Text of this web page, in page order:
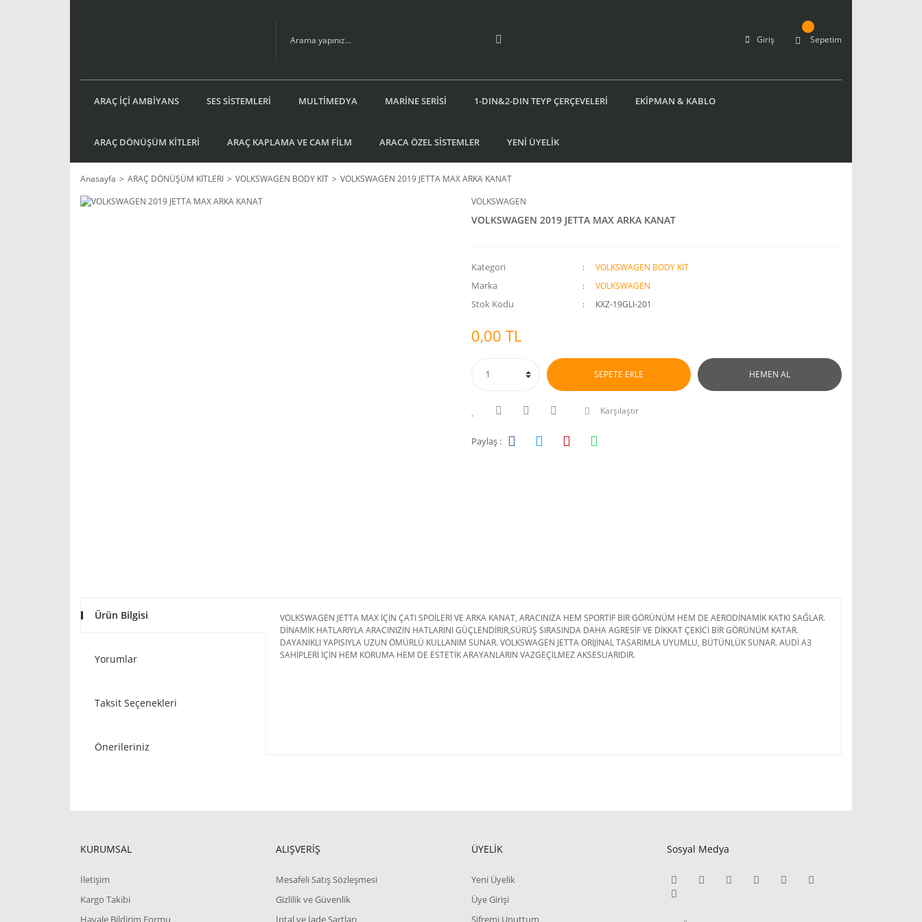
Giriş Sepetim
ARAÇ İÇİ AMBİYANS SES SİSTEMLERİ MULTİMEDYA MARİNE SERİSİ 1-DIN&2-DIN TEYP ÇERÇEVELERİ EKİPMAN & KABLO
ARAÇ DÖNÜŞÜM KİTLERİ ARAÇ KAPLAMA VE CAM FİLM ARACA ÖZEL SİSTEMLER YENİ ÜYELİK
Anasayfa ARAÇ DÖNÜŞÜM KİTLERİ VOLKSWAGEN BODY KİT
VOLKSWAGEN 2019 JETTA MAX ARKA KANAT
VOLKSWAGEN
VOLKSWAGEN 2019 JETTA MAX ARKA KANAT
Kategori VOLKSWAGEN BODY KİT
Marka VOLKSWAGEN
Stok Kodu KXZ-19GLI-201
0,00 TL
SEPETE EKLE HEMEN AL
Karşılaştır
Paylaş :
Ürün Bilgisi
Yorumlar
Taksit Seçenekleri
Önerileriniz
VOLKSWAGEN JETTA MAX İÇİN ÇATI SPOİLERİ VE ARKA KANAT, ARACINIZA HEM SPORTİF BİR GÖRÜNÜM HEM DE AERODİNAMİK KATKI SAĞLAR.
DİNAMİK HATLARIYLA ARACINIZIN HATLARINI GÜÇLENDİRİR,SÜRÜŞ SIRASINDA DAHA AGRESİF VE DİKKAT ÇEKİCİ BİR GÖRÜNÜM KATAR.
DAYANIKLI YAPISIYLA UZUN ÖMÜRLÜ KULLANIM SUNAR. VOLKSWAGEN JETTA ORİJİNAL TASARIMLA UYUMLU, BÜTÜNLÜK SUNAR. AUDİ A3
SAHİPLERİ İÇİN HEM KORUMA HEM DE ESTETİK ARAYANLARIN VAZGEÇİLMEZ AKSESUARIDIR.
KURUMSAL
İletişim
Kargo Takibi
Havale Bildirim Formu
ALIŞVERİŞ
Mesafeli Satış Sözleşmesi
Gizlilik ve Güvenlik
İptal ve İade Şartları
ÜYELİK
Yeni Üyelik
Üye Girişi
Şifremi Unuttum
Sosyal Medya